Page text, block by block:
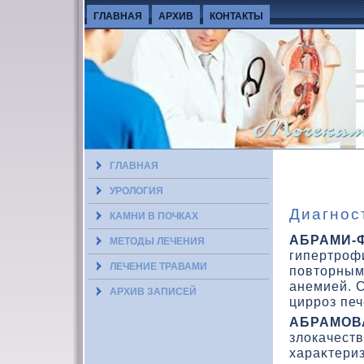
ГЛАВНАЯ АРХИВ КОНТАКТЫ
ГЛАВНАЯ
УРОЛОГИЯ
КАМНИ В ПОЧКАХ
МЕТОДЫ ЛЕЧЕНИЯ
ЛЕЧЕНИЕ ТРАВАМИ
АРХИВ ЗАПИСЕЙ
АБРАМИ-
анемией.
цирроз